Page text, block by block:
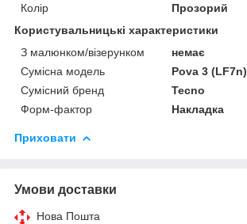
Колір
Прозорий
Користувальницькі характеристики
З малюнком/візерунком
немає
Сумісна модель
Pova 3 (LF7n)
Сумісний бренд
Tecno
Форм-фактор
Накладка
Приховати
Умови доставки
Нова Пошта